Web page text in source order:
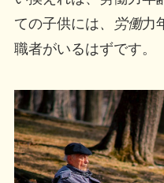
ての子供には、 労働力
職者がいるはずです。